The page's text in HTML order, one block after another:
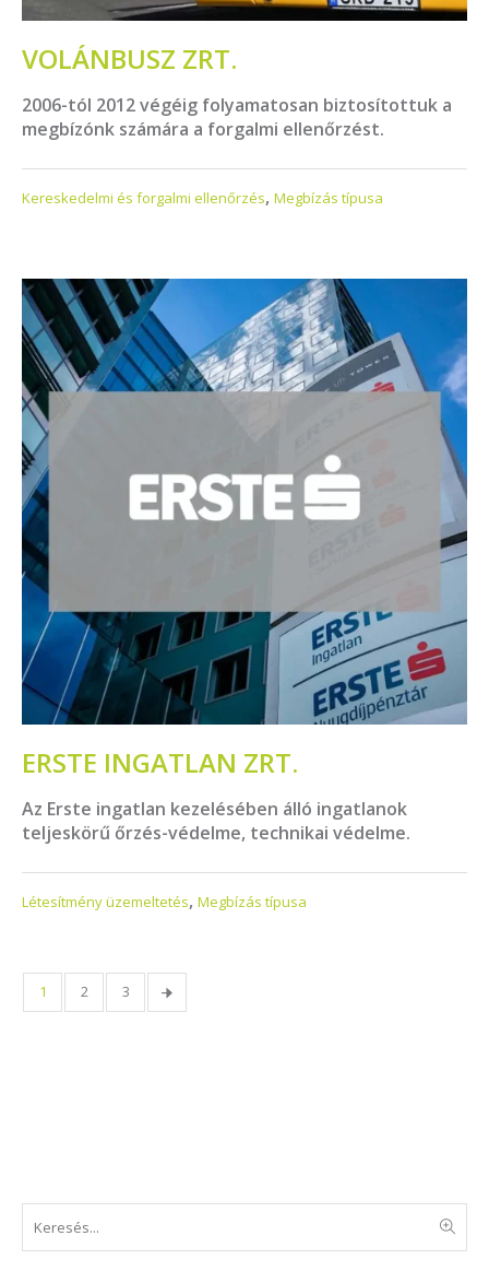
VOLÁNBUSZ ZRT.
2006-tól 2012 végéig folyamatosan biztosítottuk a
megbízónk számára a forgalmi ellenőrzést.
Kereskedelmi és forgalmi ellenőrzés, Megbízás típusa
ERSTE INGATLAN ZRT.
Az Erste ingatlan kezelésében álló ingatlanok
teljeskörű őrzés-védelme, technikai védelme.
Létesítmény üzemeltetés, Megbízás típusa
1 2 3